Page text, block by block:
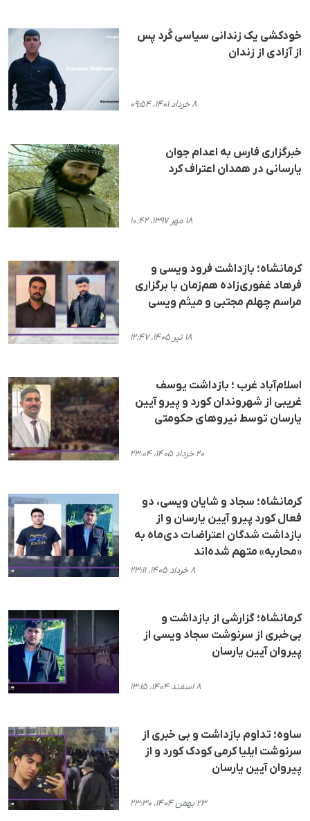
خودکشی یک زندانی سیاسی کُرد پس
از آزادی از زندان
۸ خرداد ۱۴۰۱، ۰۹:۵۴
خبرگزاری فارس بە اعدام جوان
یارسانی در همدان اعتراف کرد
۱۸ مهر ۱۳۹۷، ۱۰:۴۲
کرمانشاه؛ بازداشت فرود ویسی و
فرهاد غفوری‌زاده هم‌زمان با برگزاری
مراسم چهلم مجتبی و میثم ویسی
۱۸ تیر ۱۴۰۵، ۱۲:۴۷
اسلام‌آباد غرب ؛ بازداشت یوسف
غریبی از شهروندان کورد و پیرو آیین
یارسان توسط نیروهای حکومتی
۲۰ خرداد ۱۴۰۵، ۲۳:۰۴
کرمانشاه؛ سجاد و شایان ویسی، دو
فعال کورد پیرو آیین یارسان و از
بازداشت شدگان اعتراضات دی‌ماه به
«محاربه» متهم شده‌اند
۸ خرداد ۱۴۰۵، ۲۳:۱۱
کرمانشاه؛ گزارشی از بازداشت و
بی‌خبری از سرنوشت سجاد ویسی از
پیروان آیین یارسان
۸ اسفند ۱۴۰۴، ۱۳:۱۵
ساوە؛ تداوم بازداشت و بی خبری از
سرنوشت ایلیا کرمی کودک کورد و از
پیروان آیین یارسان
۲۳ بهمن ۱۴۰۴، ۲۳:۳۰